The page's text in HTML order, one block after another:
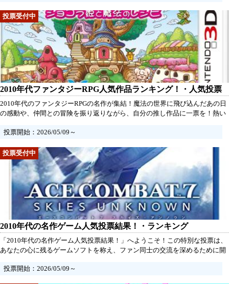
2010年代ファンタジーRPG人気作品ランキング！・人気投票
2010年代のファンタジーRPGの名作が集結！魔法の世界に飛び込んだあの日
の感動や、仲間との冒険を振り返りながら、自分の推し作品に一票を！熱い
います。一緒に最高の作品を称え、思い出を共鳴させましょう！あなたの声
投票開始：2026/05/09～
2010年代の名作ゲーム人気投票結果！・ランキング
「2010年代の名作ゲーム人気投票結果！」へようこそ！この特別な投票は、
あなたの心に残るゲームソフトを称え、ファン同士の交流を深めるために開
是非教えてください。投票は一人一票のみ。あなたが選ぶ一本には、どんな
投票開始：2026/05/09～